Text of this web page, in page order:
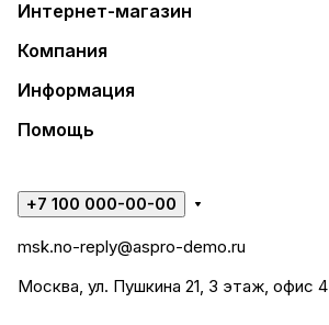
Интернет-магазин
Компания
Информация
Помощь
+7 100 000-00-00
msk.no-reply@aspro-demo.ru
Москва, ул. Пушкина 21, 3 этаж, офис 4